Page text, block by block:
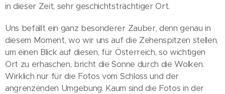
in dieser Zeit, sehr geschichtsträchtiger Ort.
Uns befällt ein ganz besonderer Zauber, denn genau in
diesem Moment, wo wir uns auf die Zehenspitzen stellen,
um einen Blick auf diesen, für Österreich, so wichtigen
Ort zu erhaschen, bricht die Sonne durch die Wolken.
Wirklich nur für die Fotos vom Schloss und der
angrenzenden Umgebung. Kaum sind die Fotos in der